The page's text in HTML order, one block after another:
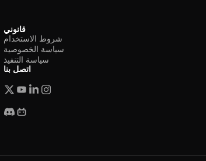
قانوني
شروط الاستخدام
سياسة الخصوصية
سياسة التنفيذ
اتصل بنا